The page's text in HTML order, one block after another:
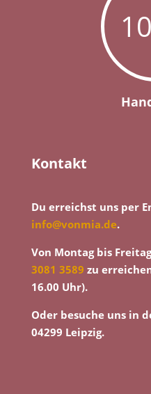
Kontakt
Du erreichst uns per
info@vonmia.de.
Von Montag bis
3081 3589 zu
16.00 Uhr).
Oder besuche uns in
04299 Leipzig.